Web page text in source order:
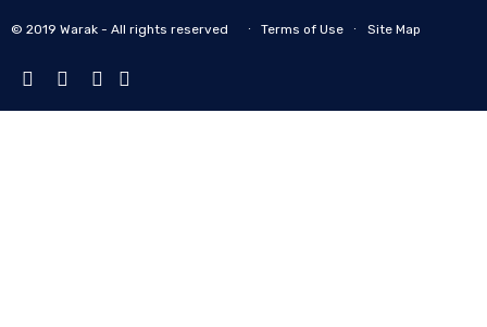
© 2019 Warak - All rights reserved ∙ Terms of Use ∙ Site Map